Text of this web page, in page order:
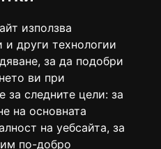
използва
и други технологии
за да подобри
ви при
за следните цели: за
на основната
на уебсайта, за
по-добро